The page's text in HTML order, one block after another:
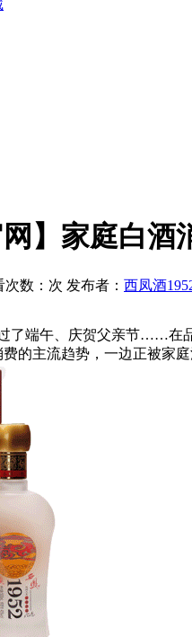
网】家庭白
数： 次 发布者： 西凤酒
了端午、庆贺父亲节……在
的主流趋势，一边正被家